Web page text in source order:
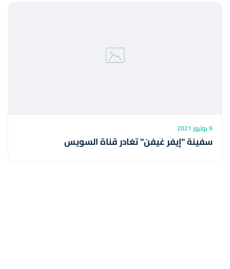
9 يوليوز 2021
سفينة "إيفر غيفن" تغادر قناة السويس